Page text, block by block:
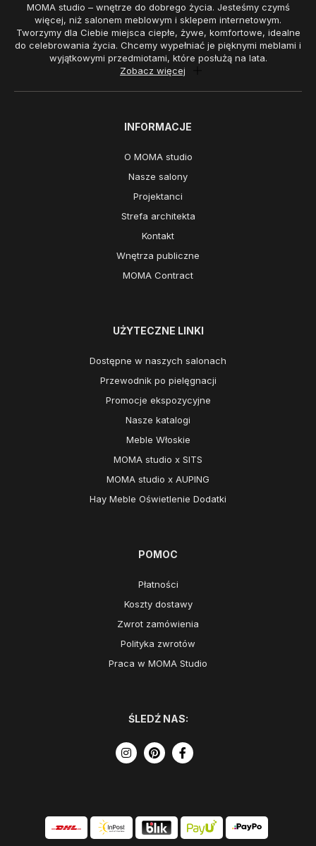
MOMA studio – wnętrze do dobrego życia. Jesteśmy czymś
więcej, niż salonem meblowym i sklepem internetowym.
Tworzymy dla Ciebie miejsca ciepłe, żywe, komfortowe, idealne
do celebrowania życia. Chcemy wypełniać je pięknymi meblami i
wyjątkowymi przedmiotami, które posłużą na lata.
Zobacz więcej
INFORMACJE
O MOMA studio
Nasze salony
Projektanci
Strefa architekta
Kontakt
Wnętrza publiczne
MOMA Contract
UŻYTECZNE LINKI
Dostępne w naszych salonach
Przewodnik po pielęgnacji
Promocje ekspozycyjne
Nasze katalogi
Meble Włoskie
MOMA studio x SITS
MOMA studio x AUPING
Hay Meble Oświetlenie Dodatki
POMOC
Płatności
Koszty dostawy
Zwrot zamówienia
Polityka zwrotów
Praca w MOMA Studio
ŚLEDŹ NAS: